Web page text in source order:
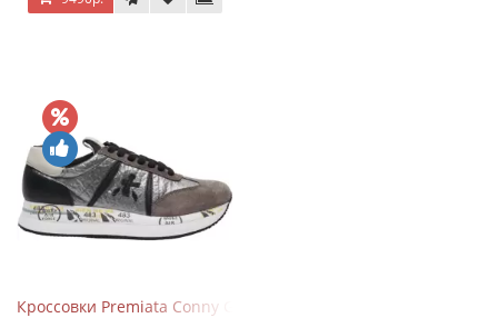
Кроссовки Premiata Conny Gray Brown